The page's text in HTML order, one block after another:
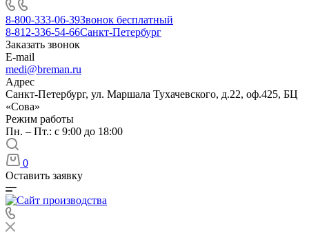
8-800-333-06-39Звонок бесплатный
8-812-336-54-66Санкт-Петербург
Заказать звонок
E-mail
medi@breman.ru
Адрес
Санкт-Петербург, ул. Маршала Тухачевского, д.22, оф.425, БЦ
«Сова»
Режим работы
Пн. – Пт.: с 9:00 до 18:00
0
Оставить заявку